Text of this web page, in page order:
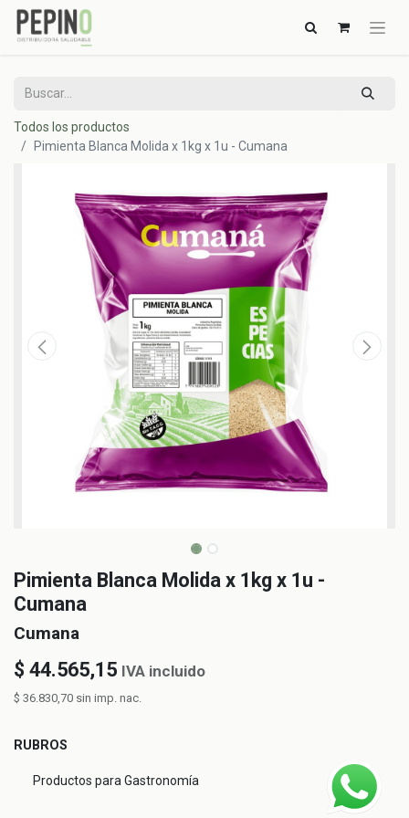
Todos los productos
Pimienta Blanca Molida x 1kg x 1u - Cumana
Pimienta Blanca Molida x 1kg x 1u -
Cumana
Cumana
$ 44.565,15 IVA incluido
$ 36.830,70 sin imp. nac.
RUBROS
Productos para Gastronomía